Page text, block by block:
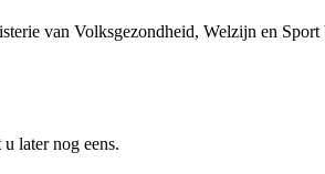
van Volksgezondheid, Welzijn en
later nog eens.